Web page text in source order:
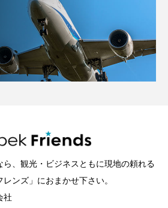
ら、観光・ビジネスともに現地の頼れる
ンズ」におまかせ下さい。
社